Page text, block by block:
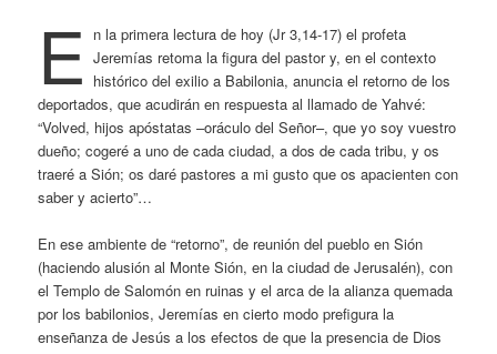
E n la primera lectura de hoy (Jr 3,14-17) el profeta
Jeremías retoma la figura del pastor y, en el contexto
histórico del exilio a Babilonia, anuncia el retorno de los
deportados, que acudirán en respuesta al llamado de Yahvé:
“Volved, hijos apóstatas –oráculo del Señor–, que yo soy vuestro
dueño; cogeré a uno de cada ciudad, a dos de cada tribu, y os
traeré a Sión; os daré pastores a mi gusto que os apacienten con
saber y acierto”…
En ese ambiente de “retorno”, de reunión del pueblo en Sión
(haciendo alusión al Monte Sión, en la ciudad de Jerusalén), con
el Templo de Salomón en ruinas y el arca de la alianza quemada
por los babilonios, Jeremías en cierto modo prefigura la
enseñanza de Jesús a los efectos de que la presencia de Dios